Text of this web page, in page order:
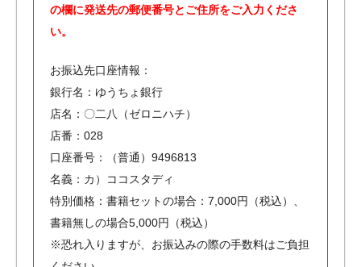
の欄に発送先の郵便番号とご住所をご入力くださ
い。
お振込先口座情報：
銀行名：ゆうちょ銀行
店名：〇二八（ゼロニハチ）
店番：028
口座番号：（普通）9496813
名義：カ）ココスタディ
特別価格：書籍セットの場合：7,000円（税込）、
書籍無しの場合5,000円（税込）
※恐れ入りますが、お振込みの際の手数料はご負担